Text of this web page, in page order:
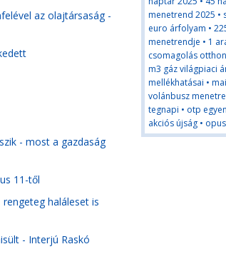
az olajtársaság -
- most a gazdaság
11-től
haláleset is
- Interjú Raskó
menetrend 2025 •
euro árfolyam •
menetrendje • 1
csomagolás otthon
m3 gáz világpiaci
mellékhatásai •
volánbusz
tegnapi • otp
akciós újság •